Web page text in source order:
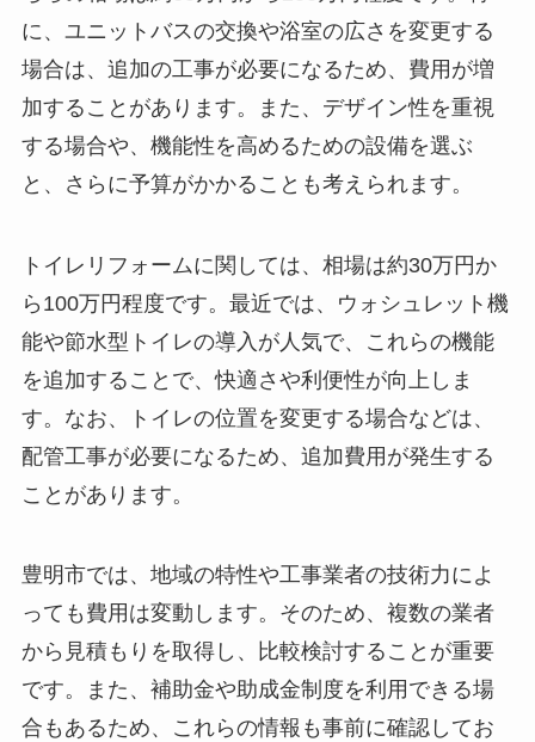
に、ユニットバスの交換や浴室の広さを変更する
場合は、追加の工事が必要になるため、費用が増
加することがあります。また、デザイン性を重視
する場合や、機能性を高めるための設備を選ぶ
と、さらに予算がかかることも考えられます。
トイレリフォームに関しては、相場は約30万円か
ら100万円程度です。最近では、ウォシュレット機
能や節水型トイレの導入が人気で、これらの機能
を追加することで、快適さや利便性が向上しま
す。なお、トイレの位置を変更する場合などは、
配管工事が必要になるため、追加費用が発生する
ことがあります。
豊明市では、地域の特性や工事業者の技術力によ
っても費用は変動します。そのため、複数の業者
から見積もりを取得し、比較検討することが重要
です。また、補助金や助成金制度を利用できる場
合もあるため、これらの情報も事前に確認してお